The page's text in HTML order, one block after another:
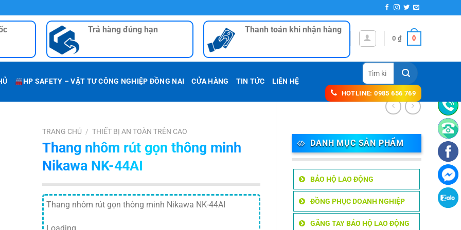
Trả hàng đúng hạn Thanh toán khi nhận hàng
0 ₫ 0
HP SAFETY – VẬT TƯ CÔNG NGHIỆP ĐỒNG NAI CỬA HÀNG TIN TỨC LIÊN HỆ
Tìm
kiếm:
HOTLINE: 0985 656 769
DANH MỤC SẢN PHẨM
BẢO HỘ LAO ĐỘNG
ĐỒNG PHỤC DOANH NGHIỆP
GĂNG TAY BẢO HỘ LAO ĐỘNG
TRANG CHỦ / THIẾT BỊ AN TOÀN TRÊN CAO
Thang nhôm rút gọn thông minh
Nikawa NK-44AI
Thang nhôm rút gọn thông minh Nikawa NK-44AI
Loading…